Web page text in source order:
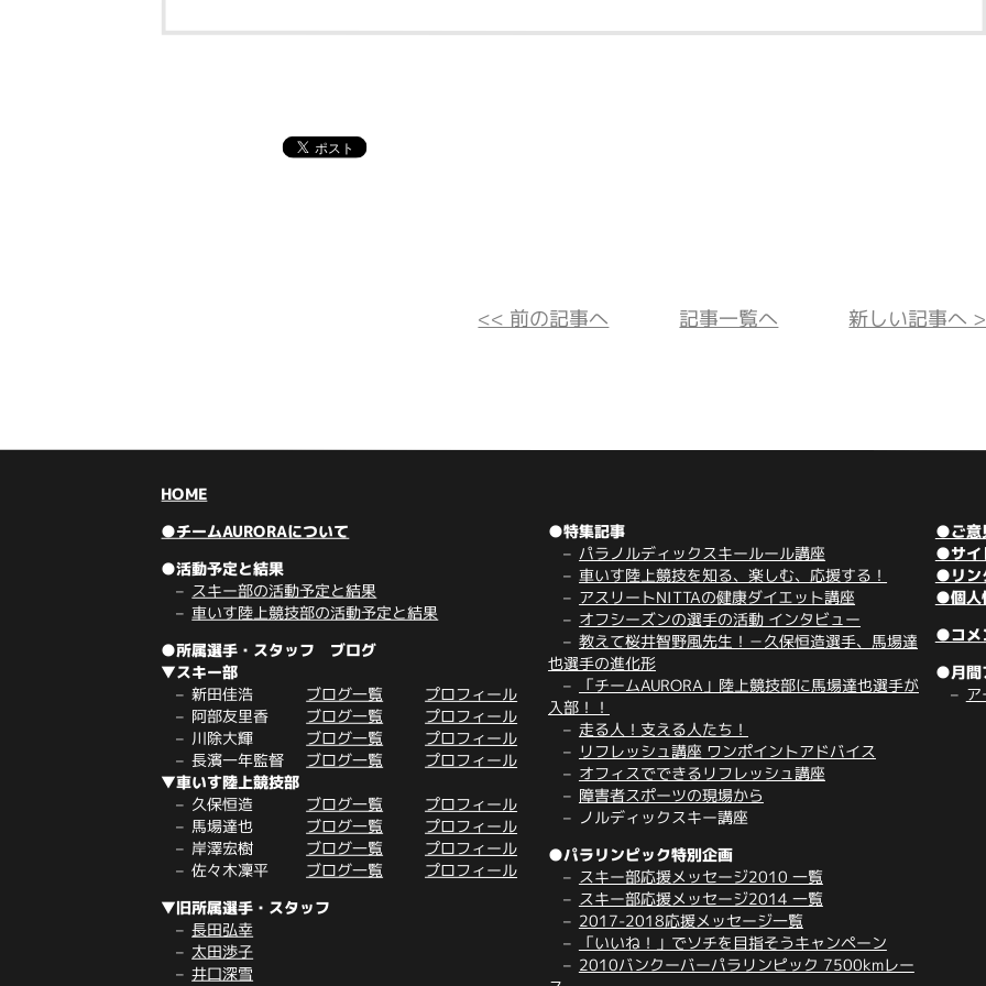
<< 前の記事へ 記事一覧へ 新しい記事へ
HOME
●チームAURORAについて
●活動予定と結果
スキー部の活動予定と結果
車いす陸上競技部の活動予定と結果
●所属選手・スタッフ ブログ
▼スキー部
新田佳浩 ブログ一覧 プロフィール
阿部友里香 ブログ一覧 プロフィール
川除大輝 ブログ一覧
プロフィール
長濱一年監督
ブログ一覧 プロフィール
▼車いす陸上競技部
久保恒造 ブログ一覧 プロフィール
馬場達也 ブログ一覧 プロフィール
岸澤宏樹 ブログ一覧 プロフィール
佐々木凜平 ブログ一覧 プロフィール
▼旧所属選手・スタッフ
長田弘幸
太田渉子
井口深雪
●特集記事
パラノルディックスキールール講座
車いす陸上競技を知る、楽しむ、応援する！
アスリートNITTAの健康ダイエット講座
オフシーズンの選手の活動 インタビュー
教えて桜井智野風先生！－久保恒造選手、馬場達
也選手の進化形
「チームAURORA」陸上競技部に馬場達也選手が
入部！！
走る人！支える人たち！
リフレッシュ講座 ワンポイントアドバイス
オフィスでできるリフレッシュ講座
障害者スポーツの現場から
ノルディックスキー講座
●パラリンピック特別企画
スキー部応援メッセージ2010 一覧
スキー部応援メッセージ2014 一覧
2017-2018応援メッセージ一覧
「いいね！」でソチを目指そうキャンペーン
2010バンクーバーパラリンピック 7500kmレー
●ご意
●サイ
●リン
●個人
●コメ
●月間